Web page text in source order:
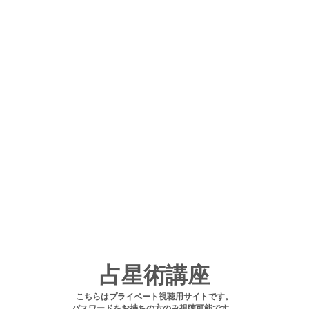
占星術講座
こちらはプライベート視聴用サイトです。